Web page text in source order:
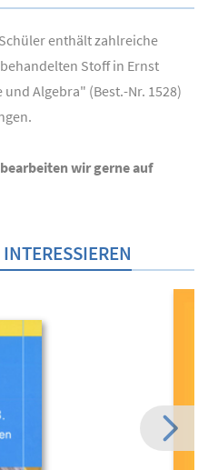
enthält zahlreiche
Stoff in Ernst
Algebra" (Best.-Nr. 1528)
wir gerne auf